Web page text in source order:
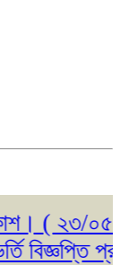
( ২৩/০৫/
বিজ্ঞপ্তি